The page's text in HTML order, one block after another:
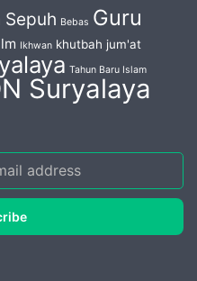
Sepuh Bebas Guru
Ikhwan khutbah jum'at
Tahun Baru Islam
Suryalaya